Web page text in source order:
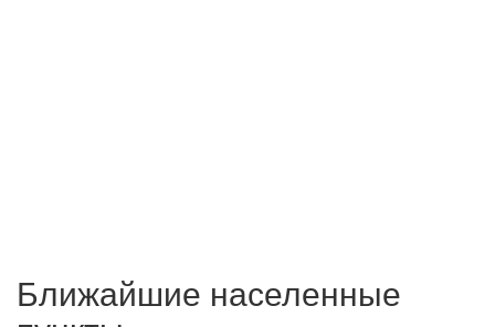
Ближайшие населенные